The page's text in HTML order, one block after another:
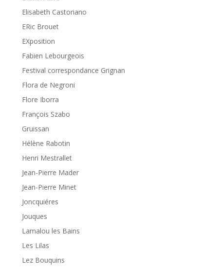
Elisabeth Castoriano
ERic Brouet
EXposition
Fabien Lebourgeois
Festival correspondance Grignan
Flora de Negroni
Flore Iborra
François Szabo
Gruissan
Hélène Rabotin
Henri Mestrallet
Jean-Pierre Mader
Jean-Pierre Minet
Joncquiéres
Jouques
Lamalou les Bains
Les Lilas
Lez Bouquins